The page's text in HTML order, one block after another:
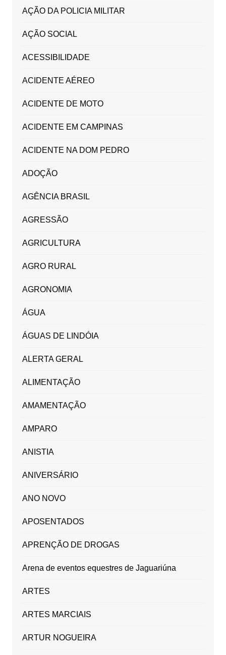
AÇÃO DA POLICIA MILITAR
AÇÃO SOCIAL
ACESSIBILIDADE
ACIDENTE AÉREO
ACIDENTE DE MOTO
ACIDENTE EM CAMPINAS
ACIDENTE NA DOM PEDRO
ADOÇÃO
AGÊNCIA BRASIL
AGRESSÃO
AGRICULTURA
AGRO RURAL
AGRONOMIA
ÁGUA
ÁGUAS DE LINDÓIA
ALERTA GERAL
ALIMENTAÇÃO
AMAMENTAÇÃO
AMPARO
ANISTIA
ANIVERSÁRIO
ANO NOVO
APOSENTADOS
APRENÇÃO DE DROGAS
Arena de eventos equestres de Jaguariúna
ARTES
ARTES MARCIAIS
ARTUR NOGUEIRA